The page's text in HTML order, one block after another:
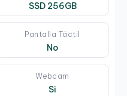
SSD 256GB
Pantalla Táctil
No
Webcam
Si